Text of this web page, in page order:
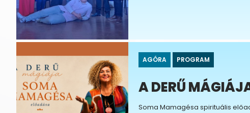
AGÓRA PROGRAM
A DERŰ
Soma Mamagésa spirituális